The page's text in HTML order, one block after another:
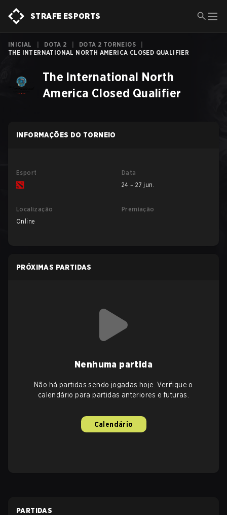
STRAFE ESPORTS
INICIAL DOTA 2 DOTA 2 TORNEIOS
THE INTERNATIONAL NORTH AMERICA CLOSED QUALIFIER
The International North
America Closed Qualifier
INFORMAÇÕES DO TORNEIO
Esport
Data
24 – 27 jun.
Localização
Online
Premiação
PRÓXIMAS PARTIDAS
Nenhuma partida
Não há partidas sendo jogadas hoje. Verifique o
calendário para partidas anteriores e futuras.
Calendário
PARTIDAS